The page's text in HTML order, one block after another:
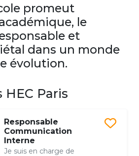
promeut
le
et
dans un monde
évolution.
HEC Paris
Responsable
Communication
Interne
Je suis en charge de